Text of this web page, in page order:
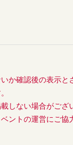
か確認後の表示と
しない場合がござ
ントの運営にご協